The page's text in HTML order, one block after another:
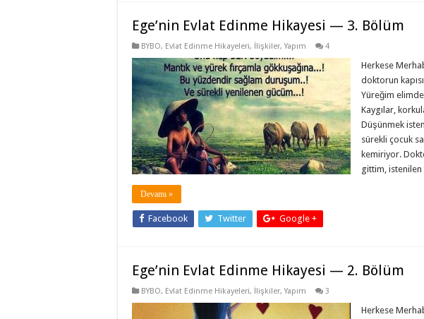
Ege’nin Evlat Edinme Hikayesi — 3. Bölüm
BYBO, Evlat Edinme Hikayeleri, İlişkiler,Yapım 4
Herkese
doktorun
Yüreğim elimde
Kaygılar,
Düşünmek
sürekli çocuk
kemiriyor.
gittim, istenilen
Devamı »
Facebook Twitter Google +
Ege’nin Evlat Edinme Hikayesi — 2. Bölüm
BYBO, Evlat Edinme Hikayeleri, İlişkiler,Yapım 3
Herkese